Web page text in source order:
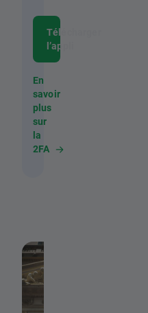
Télécharger
l’appli
En
savoir
plus
sur
la
2FA